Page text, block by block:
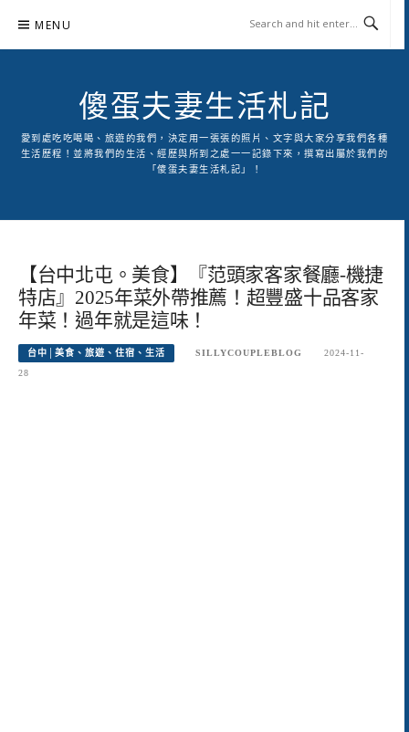
content
MENU
傻蛋夫妻生活札記
愛到處吃吃喝喝、旅遊的我們，決定用一張張的照片、文字與大家分享我們各種
生活歷程！並將我們的生活、經歷與所到之處一一記錄下來，撰寫出屬於我們的
「傻蛋夫妻生活札記」！
【台中北屯。美食】『范頭家客家餐廳-機捷
特店』2025年菜外帶推薦！超豐盛十品客家
年菜！過年就是這味！
台中│美食、旅遊、住宿、生活 SILLYCOUPLEBLOG
2024-11-
28